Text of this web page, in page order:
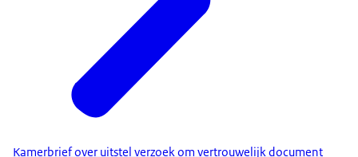
Kamerbrief over uitstel verzoek om vertrouwelijk document